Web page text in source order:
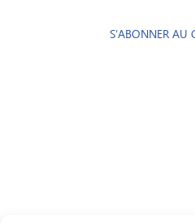
S’ABONNER AU